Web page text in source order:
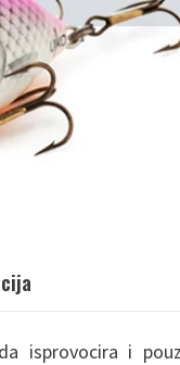
isprovocira i